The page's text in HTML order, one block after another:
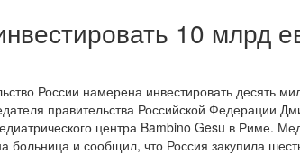
10 млрд
России намерена инвестировать десять
правительства Российской Федерации
центра Bambino Gesu в Риме.
и сообщил, что Россия закупила